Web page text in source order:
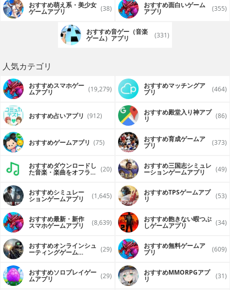
おすすめ萌え系・美少女
ゲームアプリ (38) おすすめ面白いゲーム
アプリ (355)
おすすめ音ゲー（音楽
ゲーム）アプリ (331)
人気カテゴリ
おすすめスマホゲー
ムアプリ (19,279) おすすめマッチングア
プリ (464)
おすすめ占いアプリ (912) おすすめ殿堂入り神アプ
リ (86)
おすすめゲームアプリ (75) おすすめ育成ゲームア
プリ (373)
おすすめダウンロードし
た音楽・楽曲をオフライ (20) おすすめ三国志シミュレ
ーションゲームアプリ (49)
おすすめシミュレー
ションゲームアプリ (1,645) おすすめTPSゲームアプ
リ (53)
おすすめ最新・新作
スマホゲームアプリ (8,639) おすすめ飽きない暇つぶ
しゲームアプリ (34)
おすすめオンラインシュ
ーティングゲーム (29) おすすめ無料ゲームア
プリ (609)
おすすめソロプレイゲー
ムアプリ (29) おすすめ MMORPGアプ
リ (31)